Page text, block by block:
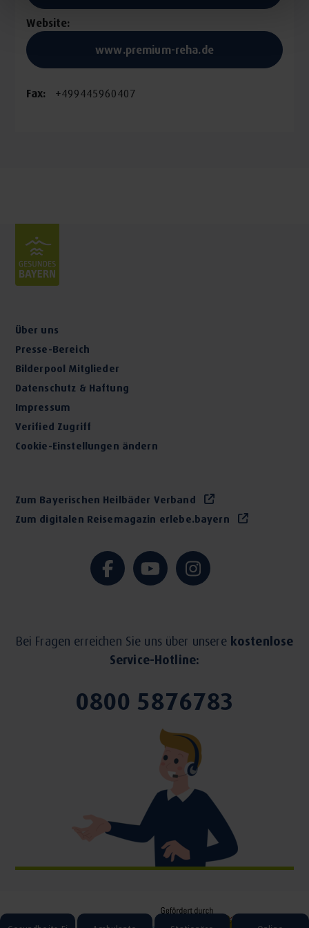
Website:
www.premium-reha.de
Fax: +499445960407
Über uns
Presse-Bereich
Bilderpool Mitglieder
Datenschutz & Haftung
Impressum
Verified Zugriff
Cookie-Einstellungen ändern
Zum Bayerischen Heilbäder Verband
Zum digitalen Reisemagazin erlebe.bayern
Bei Fragen erreichen Sie uns über unsere kostenlose
Service-Hotline:
0800 5876783